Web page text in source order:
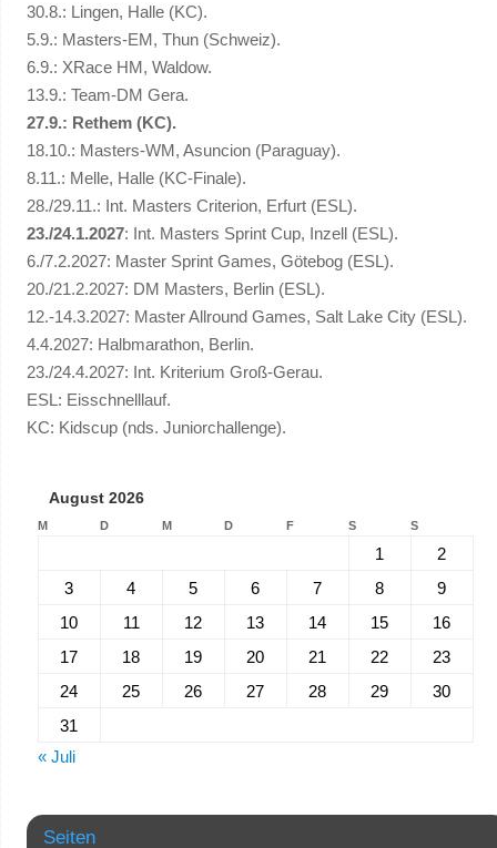
30.8.: Lingen, Halle (KC).
5.9.: Masters-EM, Thun (Schweiz).
6.9.: XRace HM, Waldow.
13.9.: Team-DM Gera.
27.9.: Rethem (KC).
18.10.: Masters-WM, Asuncion (Paraguay).
8.11.: Melle, Halle (KC-Finale).
28./29.11.: Int. Masters Criterion, Erfurt (ESL).
23./24.1.2027: Int. Masters Sprint Cup, Inzell (ESL).
6./7.2.2027: Master Sprint Games, Götebog (ESL).
20./21.2.2027: DM Masters, Berlin (ESL).
12.-14.3.2027: Master Allround Games, Salt Lake City (ESL).
4.4.2027: Halbmarathon, Berlin.
23./24.4.2027: Int. Kriterium Groß-Gerau.
ESL: Eisschnelllauf.
KC: Kidscup (nds. Juniorchallenge).
August 2026
M D M D F S S
1
2
3
4 5 6 7 8
9
10
11 12 13 14 15
16
17
18 19 20 21 22
23
24
25 26 27 28 29
30
31
« Juli
Seiten